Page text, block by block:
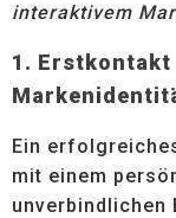
interaktivem
1. Erstkontakt
Ein
mit einem
unverbindlichen